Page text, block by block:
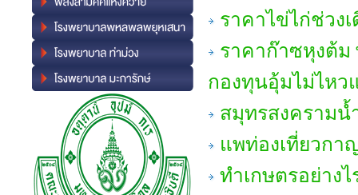
ราคาไข่ไก่ช่วง
ราคาก๊าซหุงต้ม
กองทุนอุ้มไม่ไหว
สมุทรสงคราม
แพท่องเที่ยวกา
ทำเกษตรอย่าง